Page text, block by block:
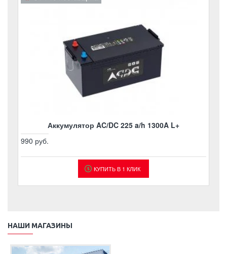
Аккумулятор AC/DC 225 a/h 1300A L+
990 руб.
КУПИТЬ В 1 КЛИК
НАШИ МАГАЗИНЫ